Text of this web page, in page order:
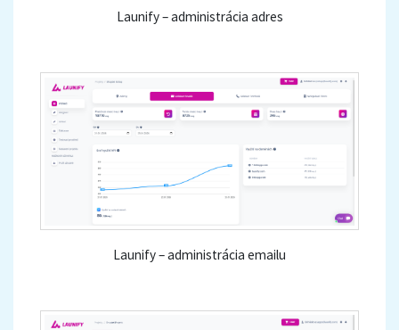
Launify – administrácia adres
Launify – administrácia emailu